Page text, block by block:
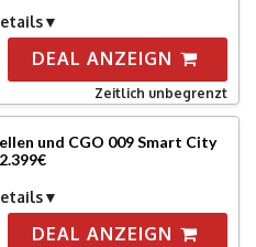
DEAL ANZEIGN
Zeitlich unbegrenzt
und CGO 009 Smart City
DEAL ANZEIGN